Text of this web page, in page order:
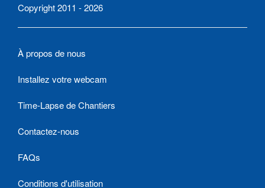
Copyright 2011 - 2026
À propos de nous
Installez votre webcam
Time-Lapse de Chantiers
Contactez-nous
FAQs
Conditions d'utilisation